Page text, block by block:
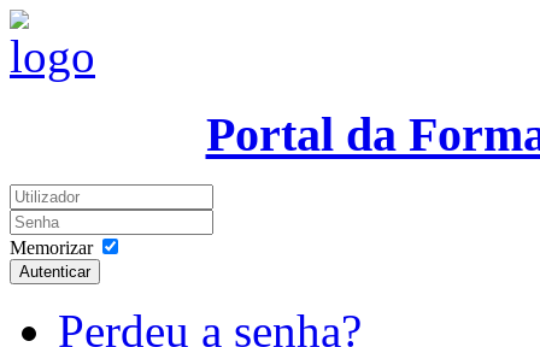
Portal da
Memorizar
Autenticar
Perdeu a senha?